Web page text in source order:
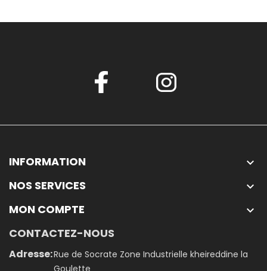
INFORMATION 
NOS SERVICES 
MON COMPTE 
CONTACTEZ-NOUS
Adresse:Rue de Socrate Zone Industrielle kheireddine la
Goulette